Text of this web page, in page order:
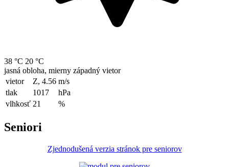
38 °C 20 °C
jasná obloha, mierny západný vietor
vietor
Z, 4.56 m/s
tlak
1017
hPa
vlhkosť 21 %
Seniori
Zjednodušená verzia stránok pre seniorov